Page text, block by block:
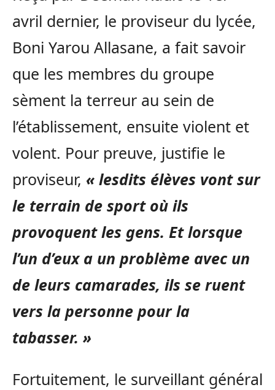
avril dernier, le proviseur du lycée,
Boni Yarou Allasane, a fait savoir
que les membres du groupe
sèment la terreur au sein de
l’établissement, ensuite violent et
volent. Pour preuve, justifie le
proviseur, « lesdits élèves vont sur
le terrain de sport où ils
provoquent les gens. Et lorsque
l’un d’eux a un problème avec un
de leurs camarades, ils se ruent
vers la personne pour la
tabasser. »
Fortuitement, le surveillant général